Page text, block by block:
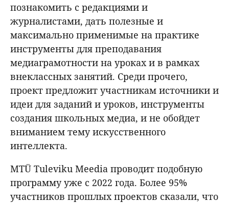
познакомить с редакциями и
журналистами, дать полезные и
максимально применимые на практике
инструменты для преподавания
медиаграмотности на уроках и в рамках
внеклассных занятий. Среди прочего,
проект предложит участникам источники и
идеи для заданий и уроков, инструменты
создания школьных медиа, и не обойдет
вниманием тему искусственного
интеллекта.
MTÜ Tuleviku Meedia проводит подобную
программу уже с 2022 года. Более 95%
участников прошлых проектов сказали, что